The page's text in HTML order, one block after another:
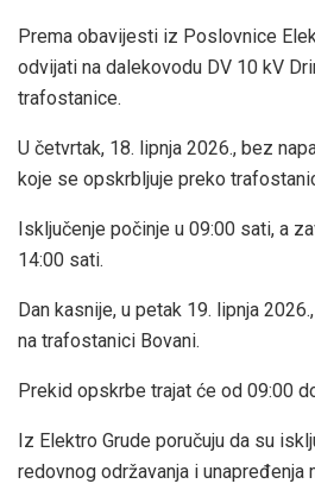
Prema obavijesti iz Poslovnice
odvijati na dalekovodu DV 10 kV
trafostanice.
U četvrtak, 18. lipnja 2026., bez
koje se opskrbljuje preko
Isključenje počinje u 09:00 sati, a
14:00 sati.
Dan kasnije, u petak 19. lipnja
na trafostanici Bovani.
Prekid opskrbe trajat će od 09:00
Iz Elektro Grude poručuju da su
redovnog održavanja i unapređenja